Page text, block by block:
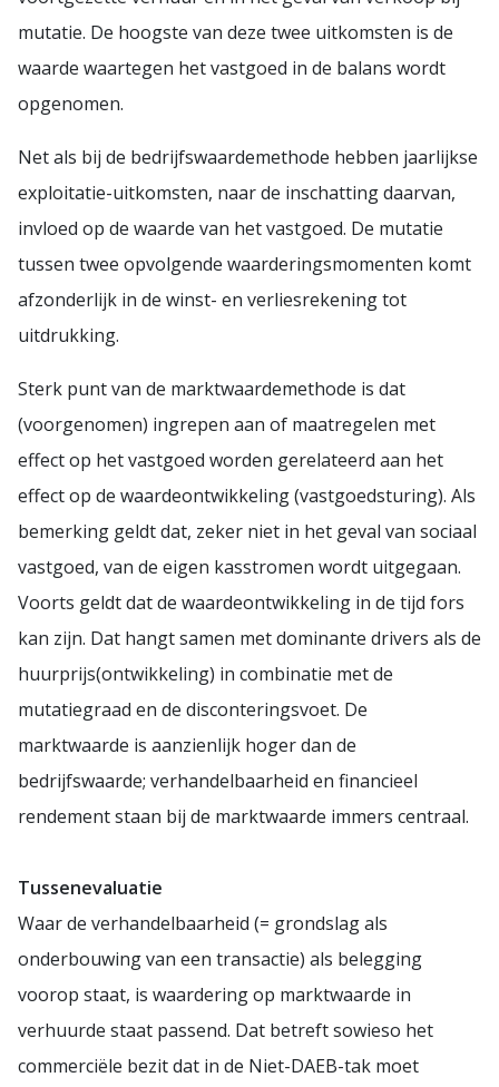
mutatie. De hoogste van deze twee uitkomsten is de
waarde waartegen het vastgoed in de balans wordt
opgenomen.
Net als bij de bedrijfswaardemethode hebben jaarlijkse
exploitatie-uitkomsten, naar de inschatting daarvan,
invloed op de waarde van het vastgoed. De mutatie
tussen twee opvolgende waarderingsmomenten komt
afzonderlijk in de winst- en verliesrekening tot
uitdrukking.
Sterk punt van de marktwaardemethode is dat
(voorgenomen) ingrepen aan of maatregelen met
effect op het vastgoed worden gerelateerd aan het
effect op de waardeontwikkeling (vastgoedsturing). Als
bemerking geldt dat, zeker niet in het geval van sociaal
vastgoed, van de eigen kasstromen wordt uitgegaan.
Voorts geldt dat de waardeontwikkeling in de tijd fors
kan zijn. Dat hangt samen met dominante drivers als de
huurprijs(ontwikkeling) in combinatie met de
mutatiegraad en de disconteringsvoet. De
marktwaarde is aanzienlijk hoger dan de
bedrijfswaarde; verhandelbaarheid en financieel
rendement staan bij de marktwaarde immers centraal.
Tussenevaluatie
Waar de verhandelbaarheid (= grondslag als
onderbouwing van een transactie) als belegging
voorop staat, is waardering op marktwaarde in
verhuurde staat passend. Dat betreft sowieso het
commerciële bezit dat in de Niet-DAEB-tak moet